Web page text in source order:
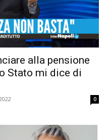
alla pensione
Stato mi dice di
0